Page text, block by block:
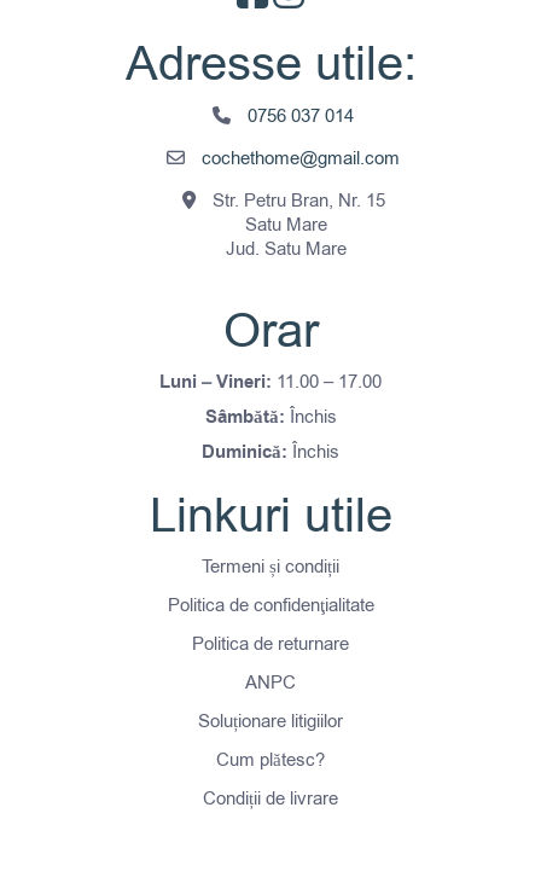
Adresse utile:
0756 037 014
cochethome@gmail.com
Str. Petru Bran, Nr. 15
Satu Mare
Jud. Satu Mare
Orar
Luni – Vineri: 11.00 – 17.00
Sâmbătă: Închis
Duminică: Închis
Linkuri utile
Termeni și condiții
Politica de confidenţialitate
Politica de returnare
ANPC
Soluționare litigiilor
Cum plătesc?
Condiții de livrare